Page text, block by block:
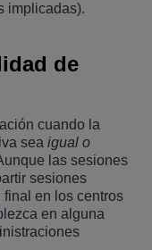
implicadas).
de
cuando la
sea igual o
las sesiones
sesiones
en los centros
en alguna